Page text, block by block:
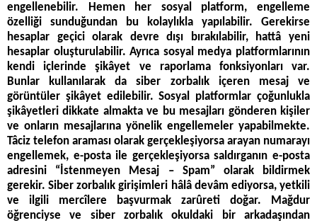
engellenebilir. Hemen her sosyal platform, engelleme
özelliği sunduğundan bu kolaylıkla yapılabilir. Gerekirse
hesaplar geçici olarak devre dışı bırakılabilir, hattâ yeni
hesaplar oluşturulabilir. Ayrıca sosyal medya platformlarının
kendi içlerinde şikâyet ve raporlama fonksiyonları var.
Bunlar kullanılarak da siber zorbalık içeren mesaj ve
görüntüler şikâyet edilebilir. Sosyal platformlar çoğunlukla
şikâyetleri dikkate almakta ve bu mesajları gönderen kişiler
ve onların mesajlarına yönelik engellemeler yapabilmekte.
Tâciz telefon araması olarak gerçekleşiyorsa arayan numarayı
engellemek, e-posta ile gerçekleşiyorsa saldırganın e-posta
adresini “İstenmeyen Mesaj – Spam” olarak bildirmek
gerekir. Siber zorbalık girişimleri hâlâ devâm ediyorsa, yetkili
ve ilgili mercîlere başvurmak zarûreti doğar. Mağdur
öğrenciyse ve siber zorbalık okuldaki bir arkadaşından